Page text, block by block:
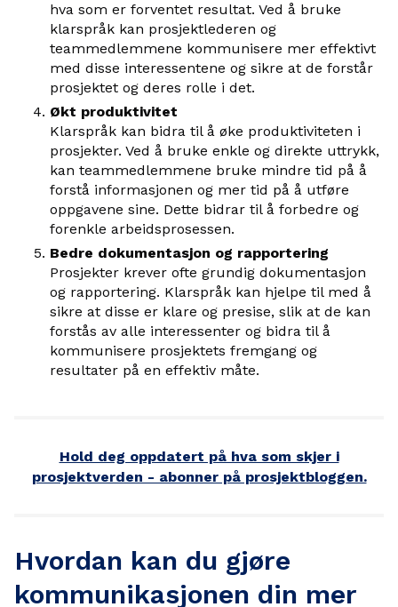
hva som er forventet resultat. Ved å bruke
klarspråk kan prosjektlederen og
teammedlemmene kommunisere mer effektivt
med disse interessentene og sikre at de forstår
prosjektet og deres rolle i det.
Økt produktivitet
Klarspråk kan bidra til å øke produktiviteten i
prosjekter. Ved å bruke enkle og direkte uttrykk,
kan teammedlemmene bruke mindre tid på å
forstå informasjonen og mer tid på å utføre
oppgavene sine. Dette bidrar til å forbedre og
forenkle arbeidsprosessen.
Bedre dokumentasjon og rapportering
Prosjekter krever ofte grundig dokumentasjon
og rapportering. Klarspråk kan hjelpe til med å
sikre at disse er klare og presise, slik at de kan
forstås av alle interessenter og bidra til å
kommunisere prosjektets fremgang og
resultater på en effektiv måte.
Hold deg oppdatert på hva som skjer i
prosjektverden - abonner på prosjektbloggen.
Hvordan kan du gjøre
kommunikasjonen din mer